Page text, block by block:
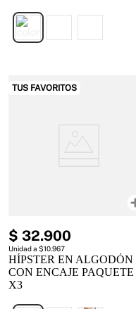
TUS FAVORITOS
$ 32.900
Unidad a $10.967
HÍPSTER EN ALGODÓN
CON ENCAJE PAQUETE
X3